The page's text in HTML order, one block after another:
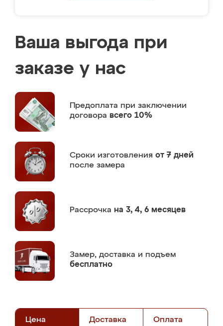
Ваша выгода при
заказе у нас
Предоплата при заключении
договора всего 10%
Сроки изготовления от 7 дней
после замера
Рассрочка на 3, 4, 6 месяцев
Замер, доставка и подъем
бесплатно
Цена Доставка Оплата